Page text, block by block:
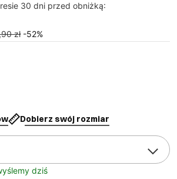
30 dni przed obniżką:
zł -52%
Dobierz swój rozmiar
dziś